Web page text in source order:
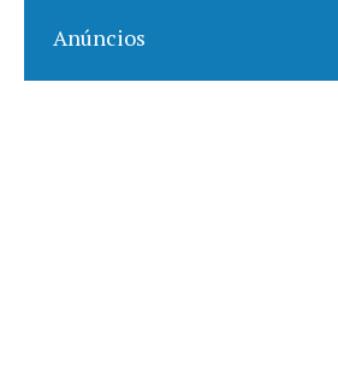
Anúncios